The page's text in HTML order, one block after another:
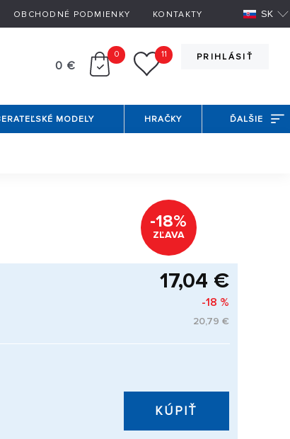
OBCHODNÉ PODMIENKY KONTAKTY SK
PRIHLÁSIŤ
0 €
0 11
MODELY HRAČKY ĎALŠIE
-18%
ZĽAVA
17,04 €
-18 %
20,79 €
KÚPIŤ